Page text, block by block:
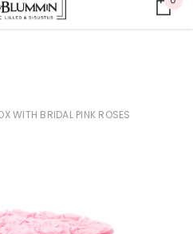
-20 %
WITH BRIDAL PINK ROSES